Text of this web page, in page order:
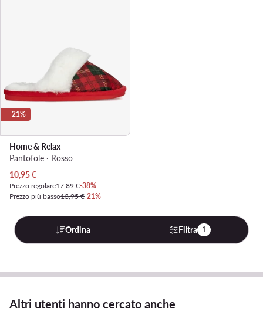
-21%
Home & Relax
Pantofole · Rosso
Prezzo attuale
10,95€
Prezzo regolare17,89 €-38%
Prezzo più basso13,95 €-21%
Ordina Filtra 1
Altri utenti hanno cercato anche